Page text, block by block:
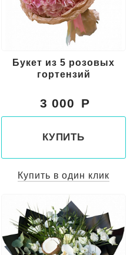
Букет из 5 розовых
гортензий
3 000
КУПИТЬ
Купить в один клик